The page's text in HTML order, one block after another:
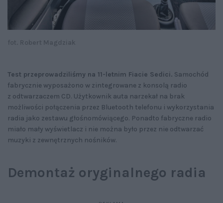
Test przeprowadziliśmy na 11-letnim Fiacie Sedici. Samochód
fabrycznie wyposażono w zintegrowane z konsolą radio
z odtwarzaczem CD. Użytkownik auta narzekał na brak
możliwości połączenia przez Bluetooth telefonu i wykorzystania
radia jako zestawu głośnomówiącego. Ponadto fabryczne radio
miało mały wyświetlacz i nie można było przez nie odtwarzać
muzyki z zewnętrznych nośników.
Demontaż oryginalnego radia